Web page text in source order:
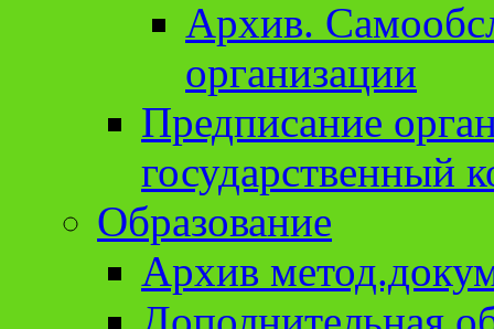
Архив.
организации
Предписание
государственный
Образование
Архив